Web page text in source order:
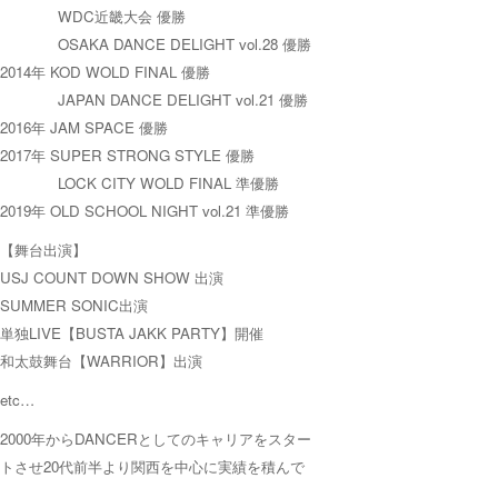
WDC近畿大会 優勝
OSAKA DANCE DELIGHT vol.28 優勝
2014年 KOD WOLD FINAL 優勝
JAPAN DANCE DELIGHT vol.21 優勝
2016年 JAM SPACE 優勝
2017年 SUPER STRONG STYLE 優勝
LOCK CITY WOLD FINAL 準優勝
2019年 OLD SCHOOL NIGHT vol.21 準優勝
【舞台出演】
USJ COUNT DOWN SHOW 出演
SUMMER SONIC出演
単独LIVE【BUSTA JAKK PARTY】開催
和太鼓舞台【WARRIOR】出演
etc…
2000年からDANCERとしてのキャリアをスター
トさせ20代前半より関西を中心に実績を積んで